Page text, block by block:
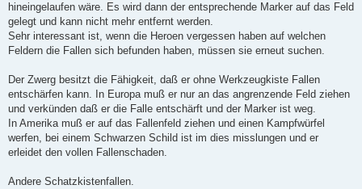
hineingelaufen wäre. Es wird dann der entsprechende Marker auf das Feld
gelegt und kann nicht mehr entfernt werden.
Sehr interessant ist, wenn die Heroen vergessen haben auf welchen
Feldern die Fallen sich befunden haben, müssen sie erneut suchen.
Der Zwerg besitzt die Fähigkeit, daß er ohne Werkzeugkiste Fallen
entschärfen kann. In Europa muß er nur an das angrenzende Feld ziehen
und verkünden daß er die Falle entschärft und der Marker ist weg.
In Amerika muß er auf das Fallenfeld ziehen und einen Kampfwürfel
werfen, bei einem Schwarzen Schild ist im dies misslungen und er
erleidet den vollen Fallenschaden.
Andere Schatzkistenfallen.